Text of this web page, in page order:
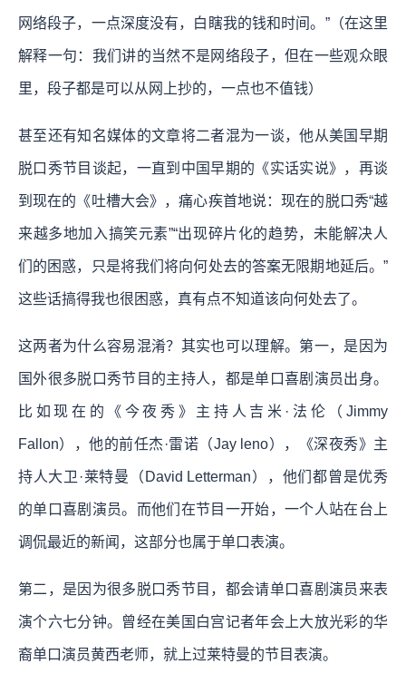
网络段子，一点深度没有，白瞎我的钱和时间。”（在这里
解释一句：我们讲的当然不是网络段子，但在一些观众眼
里，段子都是可以从网上抄的，一点也不值钱）
甚至还有知名媒体的文章将二者混为一谈，他从美国早期
脱口秀节目谈起，一直到中国早期的《实话实说》，再谈
到现在的《吐槽大会》，痛心疾首地说：现在的脱口秀“越
来越多地加入搞笑元素”“出现碎片化的趋势，未能解决人
们的困惑，只是将我们将向何处去的答案无限期地延后。”
这些话搞得我也很困惑，真有点不知道该向何处去了。
这两者为什么容易混淆？其实也可以理解。第一，是因为
国外很多脱口秀节目的主持人，都是单口喜剧演员出身。
比如现在的《今夜秀》主持人吉米·法伦（Jimmy
Fallon），他的前任杰·雷诺（Jay leno），《深夜秀》主
持人大卫·莱特曼（David Letterman），他们都曾是优秀
的单口喜剧演员。而他们在节目一开始，一个人站在台上
调侃最近的新闻，这部分也属于单口表演。
第二，是因为很多脱口秀节目，都会请单口喜剧演员来表
演个六七分钟。曾经在美国白宫记者年会上大放光彩的华
裔单口演员黄西老师，就上过莱特曼的节目表演。